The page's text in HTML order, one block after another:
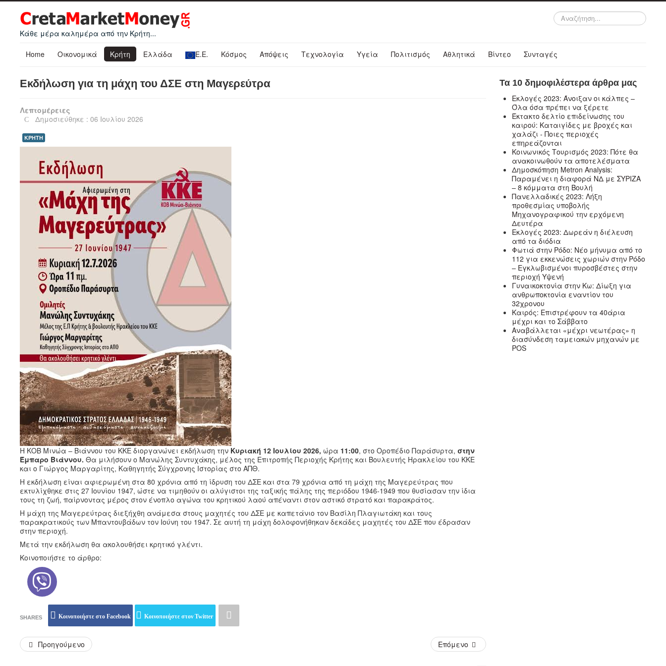
Κάθε μέρα καλημέρα από την Κρήτη...
Αναζήτηση...
Home Οικονομικά Κρήτη Ελλάδα Ε.Ε. Κόσμος Απόψεις Τεχνολογία Υγεία Πολιτισμός Αθλητικά Βίντεο Συνταγές
Εκδήλωση για τη μάχη του ΔΣΕ στη Μαγερεύτρα
Λεπτομέρειες
Δημοσιεύθηκε : 06 Ιουλίου 2026
ΚΡΗΤΗ
Η ΚΟΒ Μινώα – Βιάννου του ΚΚΕ διοργανώνει εκδήλωση την Κυριακή 12 Ιουλίου 2026, ώρα 11:00, στο Οροπέδιο Παράσυρτα, στην
Έμπαρο Βιάννου. Θα μιλήσουν ο Μανώλης Συντυχάκης, μέλος της Επιτροπής Περιοχής Κρήτης και Βουλευτής Ηρακλείου του ΚΚΕ
και ο Γιώργος Μαργαρίτης, Καθηγητής Σύγχρονης Ιστορίας στο ΑΠΘ.
Η εκδήλωση είναι αφιερωμένη στα 80 χρόνια από τη ίδρυση του ΔΣΕ και στα 79 χρόνια από τη μάχη της Μαγερεύτρας που
εκτυλίχθηκε στις 27 Ιουνίου 1947, ώστε να τιμηθούν οι αλύγιστοι της ταξικής πάλης της περιόδου 1946-1949 που θυσίασαν την ίδια
τους τη ζωή, παίρνοντας μέρος στον ένοπλο αγώνα του κρητικού λαού απέναντι στον αστικό στρατό και παρακράτος.
Η μάχη της Μαγερεύτρας διεξήχθη ανάμεσα στους μαχητές του ΔΣΕ με καπετάνιο τον Βασίλη Πλαγιωτάκη και τους
παρακρατικούς των Μπαντουβάδων τον Ιούνη του 1947. Σε αυτή τη μάχη δολοφονήθηκαν δεκάδες μαχητές του ΔΣΕ που έδρασαν
στην περιοχή.
Μετά την εκδήλωση θα ακολουθήσει κρητικό γλέντι.
Κοινοποιήστε το άρθρο:
SHARES Κοινοποιήστε στο Facebook Κοινοποιήστε στον Twitter
Προηγούμενο Επόμενο
Τα 10 δημοφιλέστερα άρθρα μας
Εκλογές 2023: Άνοιξαν οι κάλπες –
Όλα όσα πρέπει να ξέρετε
Έκτακτο δελτίο επιδείνωσης του
καιρού: Καταιγίδες με βροχές και
χαλάζι - Ποιες περιοχές
επηρεάζονται
Κοινωνικός Τουρισμός 2023: Πότε θα
ανακοινωθούν τα αποτελέσματα
Δημοσκόπηση Metron Analysis:
Παραμένει η διαφορά ΝΔ με ΣΥΡΙΖΑ
– 8 κόμματα στη Βουλή
Πανελλαδικές 2023: Λήξη
προθεσμίας υποβολής
Μηχανογραφικού την ερχόμενη
Δευτέρα
Εκλογές 2023: Δωρεάν η διέλευση
από τα διόδια
Φωτιά στην Ρόδο: Νέο μήνυμα από το
112 για εκκενώσεις χωριών στην Ρόδο
– Εγκλωβισμένοι πυροσβέστες στην
περιοχή Υψενή
Γυναικοκτονία στην Κω: Δίωξη για
ανθρωποκτονία εναντίον του
32χρονου
Καιρός: Επιστρέφουν τα 40άρια
μέχρι και το Σάββατο
Αναβάλλεται «μέχρι νεωτέρας» η
διασύνδεση ταμειακών μηχανών με
POS